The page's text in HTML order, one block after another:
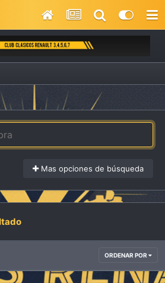
Mas opciones de búsqueda
ORDENAR POR